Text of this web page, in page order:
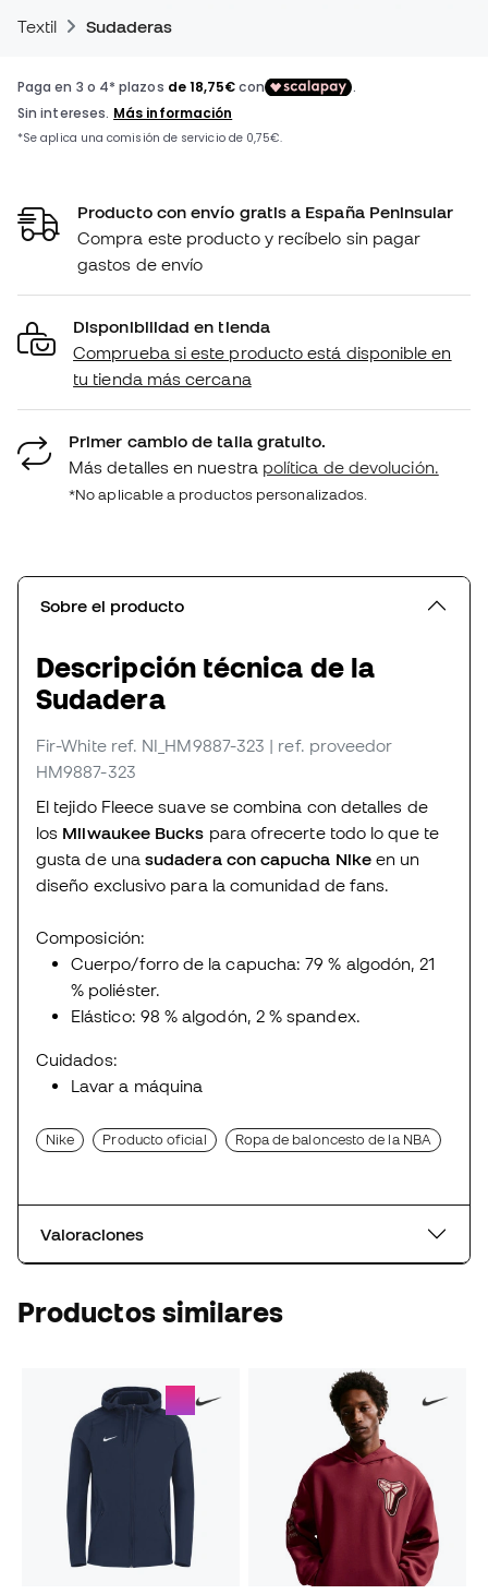
Textil Sudaderas
Producto con envío gratis a España Peninsular
Compra este producto y recíbelo sin pagar
gastos de envío
Disponibilidad en tienda
Comprueba si este producto está disponible en
tu tienda más cercana
Primer cambio de talla gratuito.
Más detalles en nuestra política de devolución.
*No aplicable a productos personalizados.
Sobre el producto
Descripción técnica de la
Sudadera
Fir-White ref. NI_HM9887-323 | ref. proveedor
HM9887-323
El tejido Fleece suave se combina con detalles de
los Milwaukee Bucks para ofrecerte todo lo que te
gusta de unasudadera con capucha Nikeen un
diseño exclusivo para la comunidad de fans.
Composición:
Cuerpo/forro de la capucha: 79 % algodón, 21
% poliéster.
Elástico: 98 % algodón, 2 % spandex.
Cuidados:
Lavar a máquina
Nike Producto oficial Ropa de baloncesto de la NBA
Valoraciones
Productos similares